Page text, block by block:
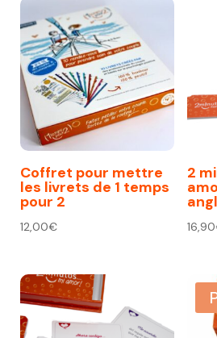
Coffret pour mettre
les livrets de 1 temps
pour 2
12,00€
2
16,90